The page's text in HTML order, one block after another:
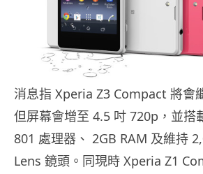
消息指 Xperia Z3 Compact 將會
但屏幕會增至 4.5 吋 720p，並搭
801 處理器、 2GB RAM 及維持
Lens 鏡頭。同現時 Xperia Z1